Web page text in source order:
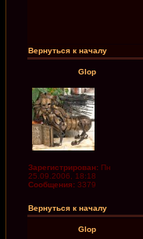
Вернуться к началу
Glop
Зарегистрирован: Пн
25.09.2006, 18:18
Сообщения: 3379
Вернуться к началу
Glop